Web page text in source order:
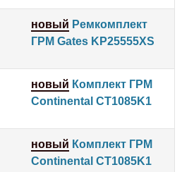
новый Ремкомплект
ГРМ Gates KP25555XS
новый Комплект ГРМ
Continental CT1085K1
новый Комплект ГРМ
Continental CT1085K1